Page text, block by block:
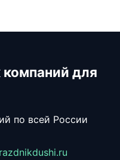
для
по всей России